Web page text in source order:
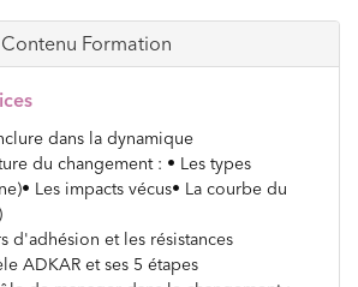
Formation
dans la dynamique
du changement : • Les types
Les impacts vécus• La courbe du
d'adhésion et les résistances
ADKAR et ses 5 étapes